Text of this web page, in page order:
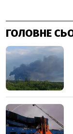
ГОЛОВНЕ